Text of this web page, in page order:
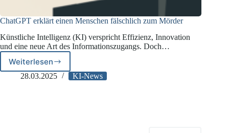
ChatGPT erklärt einen Menschen fälschlich zum Mörder
Künstliche Intelligenz (KI) verspricht Effizienz, Innovation
und eine neue Art des Informationszugangs. Doch…
Weiterlesen
ChatGPT
erklärt
28.03.2025 KI-News